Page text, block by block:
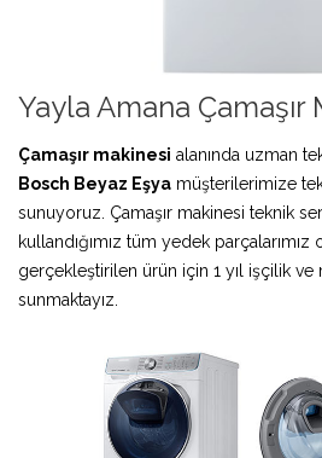
Yayla Amana Çamaşır
Çamaşır makinesi alanında uzman
Bosch Beyaz Eşya müşterilerimize
sunuyoruz. Çamaşır makinesi teknik
kullandığımız tüm yedek parçalarımız
gerçekleştirilen ürün için 1 yıl işçilik ve
sunmaktayız.